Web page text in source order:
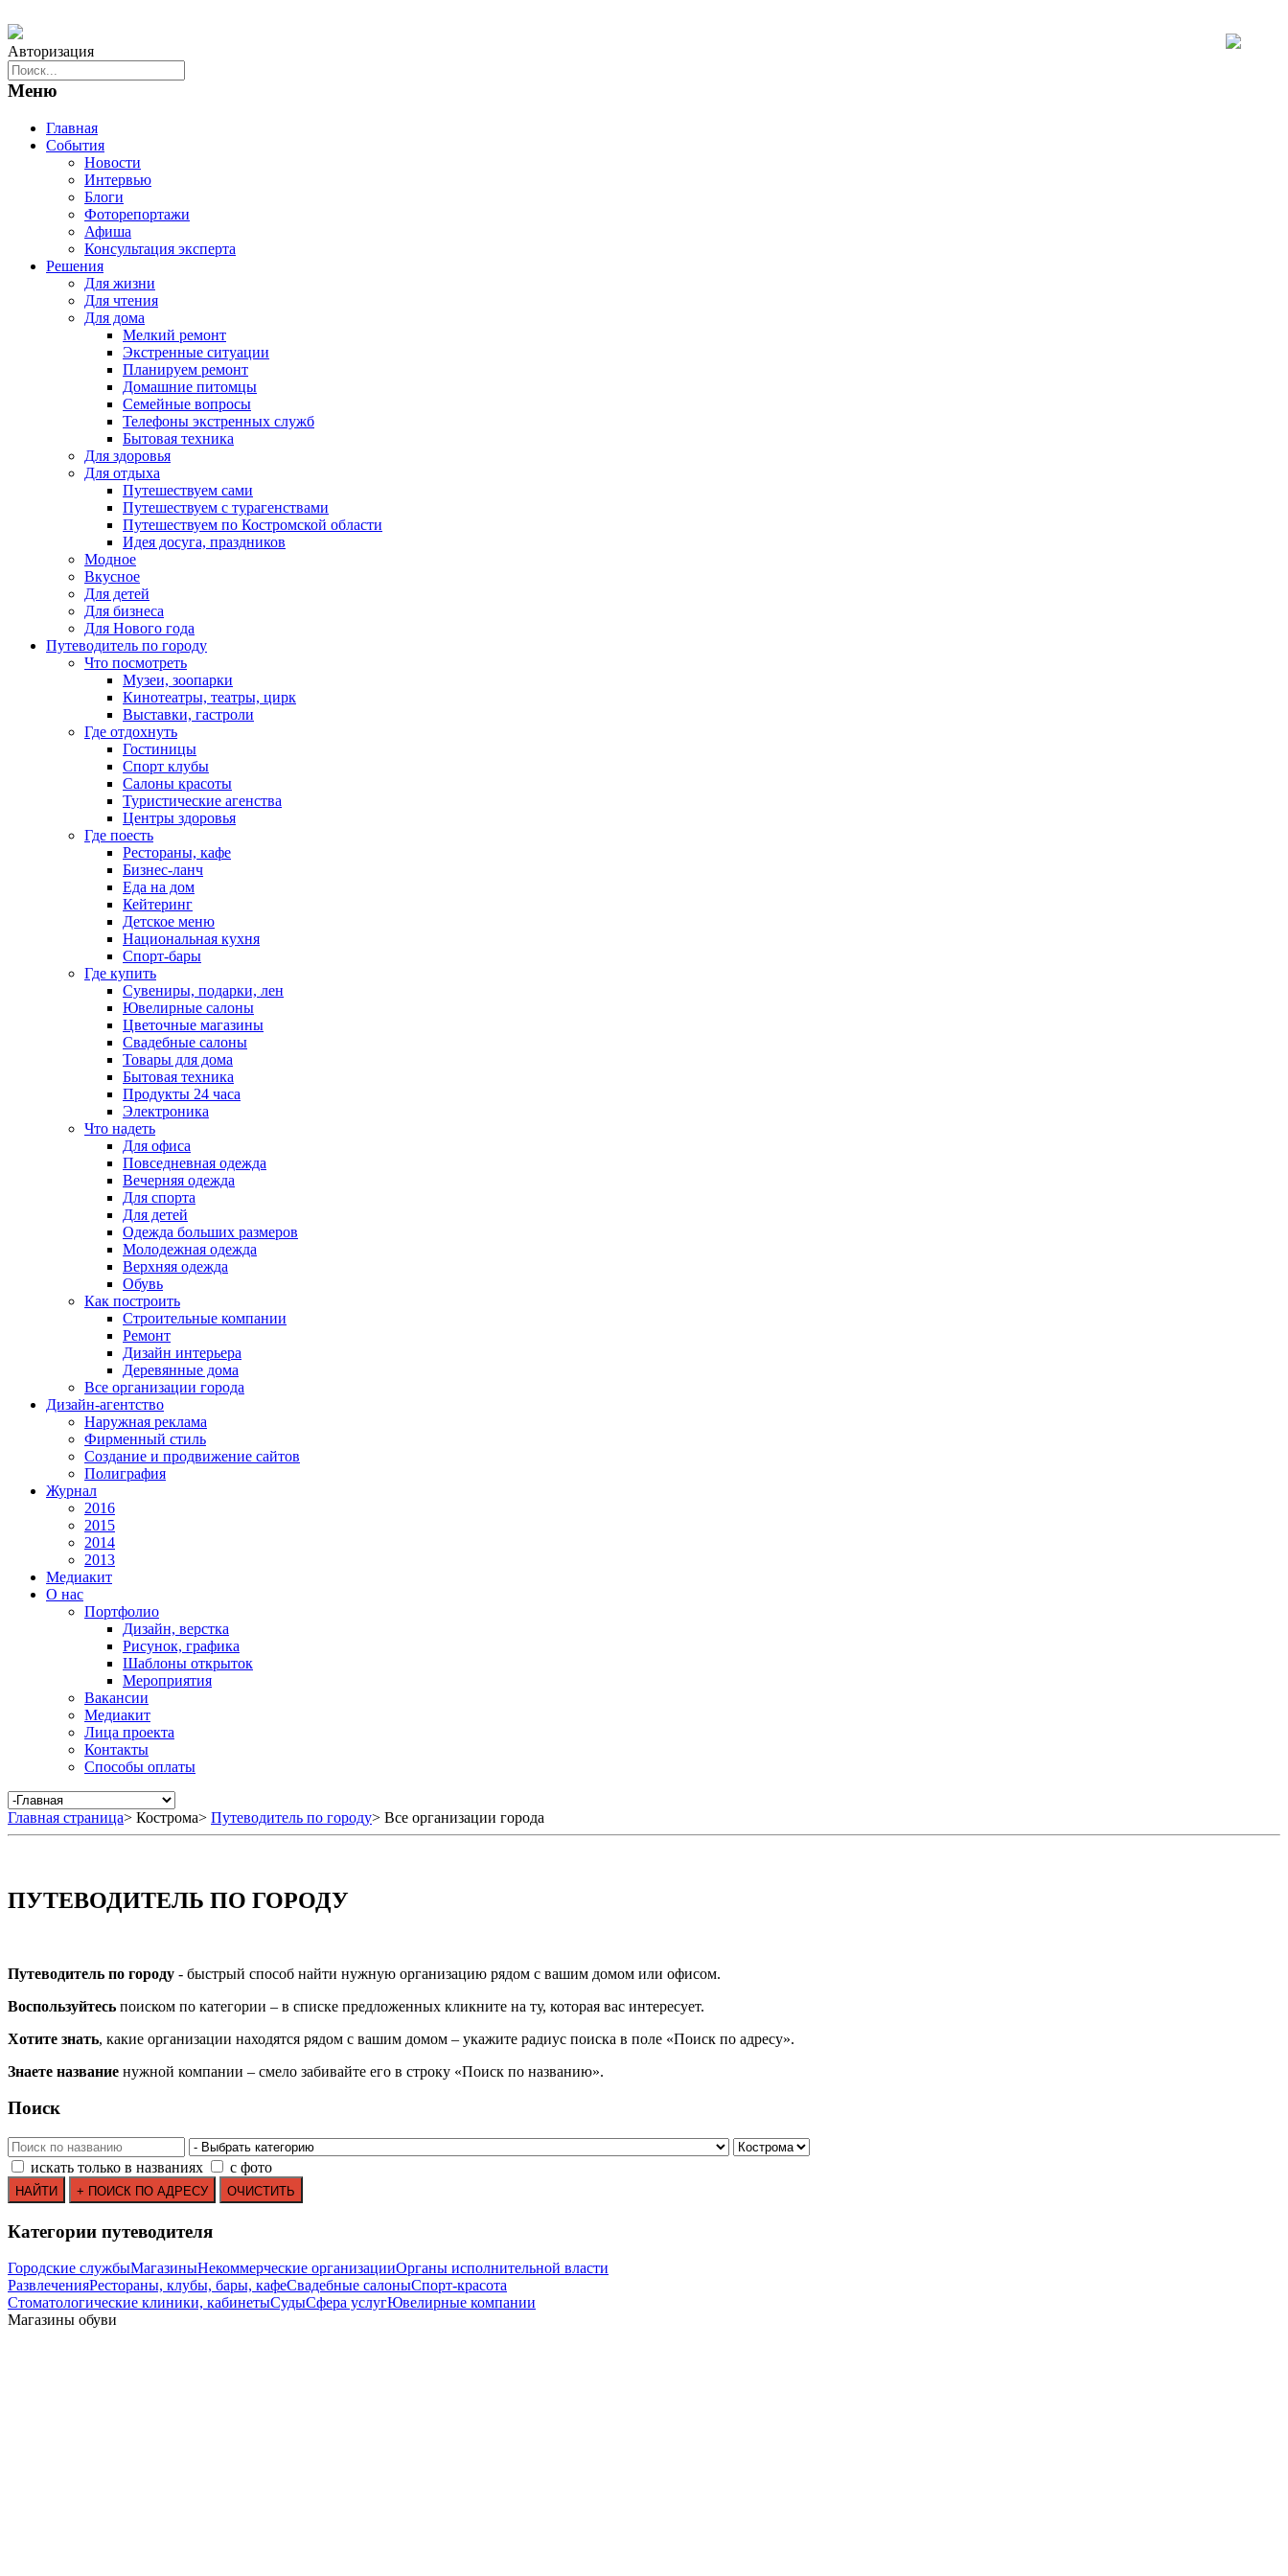
Авторизация
Меню
Главная
События
Новости
Интервью
Блоги
Фоторепортажи
Афиша
Консультация эксперта
Решения
Для жизни
Для чтения
Для дома
Мелкий ремонт
Экстренные ситуации
Планируем ремонт
Домашние питомцы
Семейные вопросы
Телефоны экстренных служб
Бытовая техника
Для здоровья
Для отдыха
Путешествуем сами
Путешествуем с турагенствами
Путешествуем по Костромской области
Идея досуга, праздников
Модное
Вкусное
Для детей
Для бизнеса
Для Нового года
Путеводитель по городу
Что посмотреть
Музеи, зоопарки
Кинотеатры, театры, цирк
Выставки, гастроли
Где отдохнуть
Гостиницы
Спорт клубы
Салоны красоты
Туристические агенства
Центры здоровья
Где поесть
Рестораны, кафе
Бизнес-ланч
Еда на дом
Кейтеринг
Детское меню
Национальная кухня
Спорт-бары
Где купить
Сувениры, подарки, лен
Ювелирные салоны
Цветочные магазины
Свадебные салоны
Товары для дома
Бытовая техника
Продукты 24 часа
Электроника
Что надеть
Для офиса
Повседневная одежда
Вечерняя одежда
Для спорта
Для детей
Одежда больших размеров
Молодежная одежда
Верхняя одежда
Обувь
Как построить
Строительные компании
Ремонт
Дизайн интерьера
Деревянные дома
Все организации города
Дизайн-агентство
Наружная реклама
Фирменный стиль
Создание и продвижение сайтов
Полиграфия
Журнал
2016
2015
2014
2013
Медиакит
О нас
Портфолио
Дизайн, верстка
Рисунок, графика
Шаблоны открыток
Мероприятия
Вакансии
Медиакит
Лица проекта
Контакты
Способы оплаты
Главная страница> Кострома> Путеводитель по городу> Все организации города
ПУТЕВОДИТЕЛЬ ПО ГОРОДУ
Путеводитель по городу - быстрый способ найти нужную организацию рядом с вашим домом или офисом.
Воспользуйтесь поиском по категории – в списке предложенных кликните на ту, которая вас интересует.
Хотите знать, какие организации находятся рядом с вашим домом – укажите радиус поиска в поле «Поиск по адресу».
Знаете название нужной компании – смело забивайте его в строку «Поиск по названию».
Поиск
искать только в названиях с фото
Категории путеводителя
Городские службыМагазиныНекоммерческие организацииОрганы исполнительной власти
РазвлеченияРестораны, клубы, бары, кафеСвадебные салоныСпорт-красота
Стоматологические клиники, кабинетыСудыСфера услугЮвелирные компании
Магазины обуви